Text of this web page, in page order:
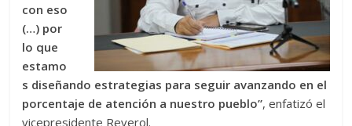
con eso
(…) por
lo que
estamo
s diseñando estrategias para seguir avanzando en el
porcentaje de atención a nuestro pueblo”, enfatizó el
vicepresidente Reverol.